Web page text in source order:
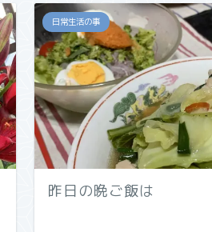
日常生活の事
昨日の晩ご飯は